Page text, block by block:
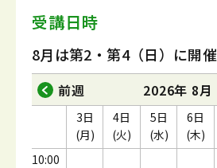
受講日時
8月は第2・第4（日）に開催
前週 2026年 8月
10:00
3日
(月)
4日
(火)
5日
(水)
6日
(木)